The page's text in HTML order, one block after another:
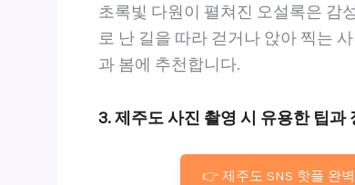
초록빛 다원이 펼쳐진 오설록은 감
로 난 길을 따라 걷거나 앉아 찍는
과 봄에 추천합니다.
3. 제주도 사진 촬영 시 유용한 팁과
👉 제주도 SNS 핫플 완